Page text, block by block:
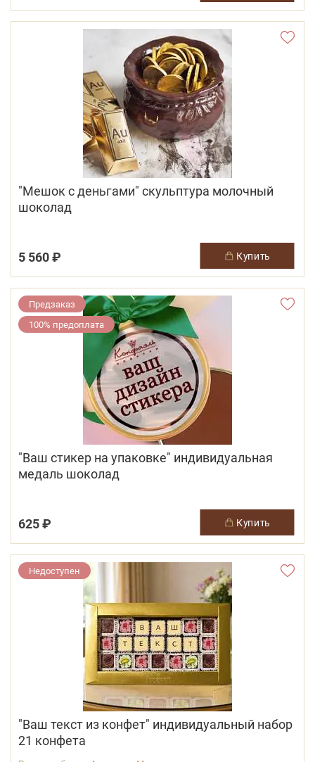
"Мешок с деньгами" скульптура молочный
шоколад
5 560 ₽ купить
Предзаказ
100% предоплата
"Ваш стикер на упаковке" индивидуальная
медаль шоколад
625 ₽ купить
Недоступен
"Ваш текст из конфет" индивидуальный набор
21 конфета